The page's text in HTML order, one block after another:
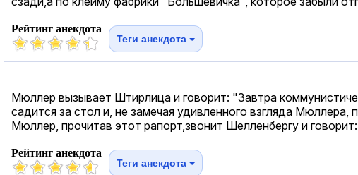
Рейтинг анекдота
Теги анекдота
Мюллер вызывает Штирлица и говорит: "Завтра
садится за стол и, не замечая удивленного взгляда
Мюллер, прочитав этот рапорт,звонит Шелленбергу и
Рейтинг анекдота
Теги анекдота